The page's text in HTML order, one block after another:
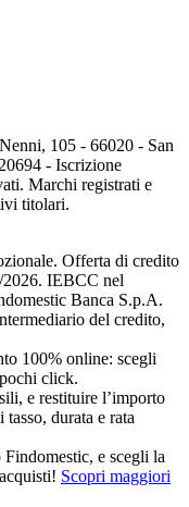
105 - 66020 - San
- Iscrizione
Marchi registrati e
titolari.
Offerta di credito
2026. IEBCC nel
Banca S.p.A.
del credito,
100% online: scegli
click.
e restituire l’importo
durata e rata
e scegli la
Scopri maggiori